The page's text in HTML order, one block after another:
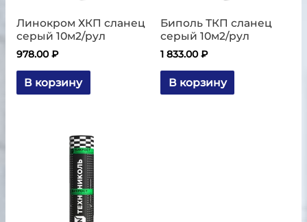
Линокром ХКП сланец
серый 10м2/рул
978.00₽
В корзину
Биполь ТКП сланец
серый 10м2/рул
1 833.00₽
В корзину